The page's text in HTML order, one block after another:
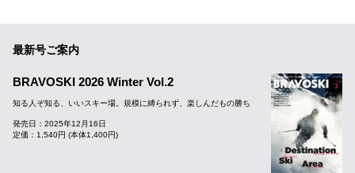
最新号ご案内
BRAVOSKI 2026 Winter Vol.2
知る人ぞ知る、いいスキー場。規模に縛られず、楽しんだもの勝ち
発売日：2025年12月16日
定価：1,540円 (本体1,400円)